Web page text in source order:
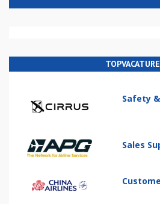
Safety
Sales